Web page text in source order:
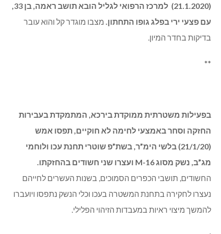
(21.1.2020) למרכז הרפואי לגליל הובא תושב ראמה, בן 33,
עם פצעי ירי בפלג גופו התחתון.מצבו מוגדר קל והוא עובר
בדיקות בחדר המיון.
בפעילות משטרתית ממוקדת בירכא, המתמקדת בעבירות
החזקה וסחר באמצעי לחימה לא חוקיים, תפסו אמש
(21/1/20) בלשי הימ”ר, בשת”פ שוטרי תחנת עכו ולוחמי
מג”ב, נשק מסוג M-16 ועצרו שני חשודים בהחזקתו.
החשודים, תושבי הכפרים הסמוכים, בשנות העשרים לחייהם
נעצרו לחקירה בתחנת המשטרה בעכו וכלי הנשק נתפסו ויועברו
להמשך מיצוי ראיות במעבדות הזיהוי הפלילי.